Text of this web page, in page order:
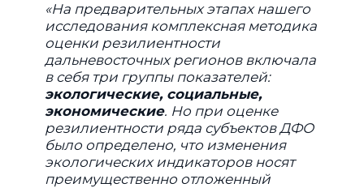
«На предварительных этапах нашего
исследования комплексная методика
оценки резилиентности
дальневосточных регионов включала
в себя три группы показателей:
экологические, социальные,
экономические. Но при оценке
резилиентности ряда субъектов ДФО
было определено, что изменения
экологических индикаторов носят
преимущественно отложенный